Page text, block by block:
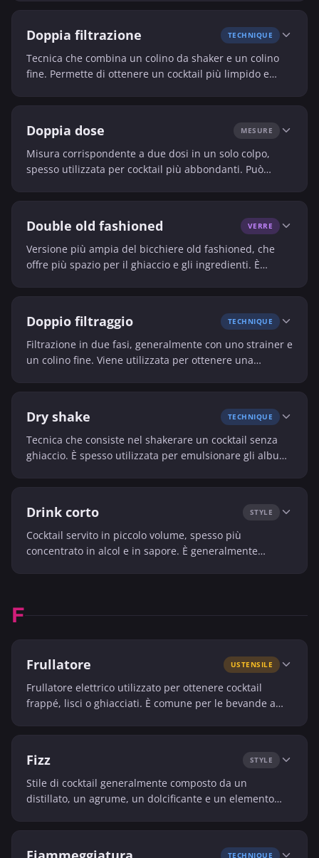
Doppia filtrazione TECHNIQUE
Tecnica che combina un colino da shaker e un colino
fine. Permette di ottenere un cocktail più limpido e
Doppia dose MESURE
Misura corrispondente a due dosi in un solo colpo,
spesso utilizzata per cocktail più abbondanti. Può
bicchiere.
Double old fashioned VERRE
Versione più ampia del bicchiere old fashioned, che
offre più spazio per il ghiaccio e gli ingredienti. È
quantità di ghiaccio.
Doppio filtraggio TECHNIQUE
Filtrazione in due fasi, generalmente con uno strainer e
un colino fine. Viene utilizzata per ottenere una
frammenti di ghiaccio.
Dry shake TECHNIQUE
Tecnica che consiste nel shakerare un cocktail senza
ghiaccio. È spesso utilizzata per emulsionare gli albumi
Drink corto STYLE
Cocktail servito in piccolo volume, spesso più
concentrato in alcol e in sapore. È generalmente
F
Frullatore USTENSILE
Frullatore elettrico utilizzato per ottenere cocktail
frappé, lisci o ghiacciati. È comune per le bevande a
Fizz STYLE
Stile di cocktail generalmente composto da un
distillato, un agrume, un dolcificante e un elemento
carattere rinfrescante.
TECHNIQUE